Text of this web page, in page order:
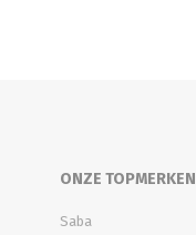
ONZE TOPMERKEN
Saba